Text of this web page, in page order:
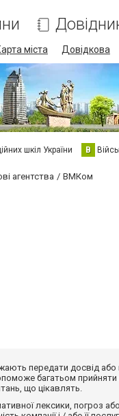
міста Довідкова
шкіл України В
агентства ВМКом
передати досвід
багатьом
що цікавлять.
лексики, погроз